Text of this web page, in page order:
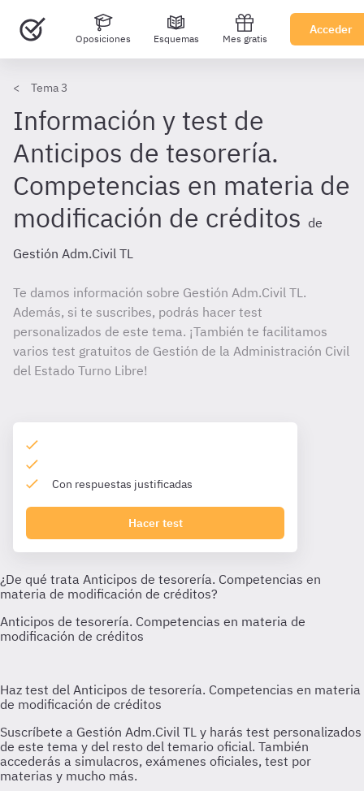
Oposiciones Esquemas Mes gratis
Acceder
Tema 3
Información y test de
Anticipos de tesorería.
Competencias en materia de
modificación de créditos de
Gestión Adm.Civil TL
Te damos información sobre Gestión Adm.Civil TL.
Además, si te suscribes, podrás hacer test
personalizados de este tema. ¡También te facilitamos
varios test gratuitos de Gestión de la Administración Civil
del Estado Turno Libre!
Con respuestas justificadas
Hacer test